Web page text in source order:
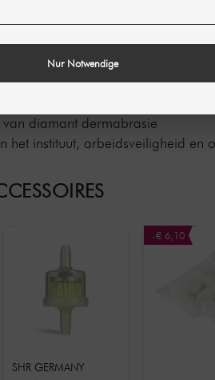
op de huid
de behandeling
diamant dermabrasie
het instituut, arbeidsveiligheid en
SHR GERMANY
-€ 6,10
Nur Notwendige